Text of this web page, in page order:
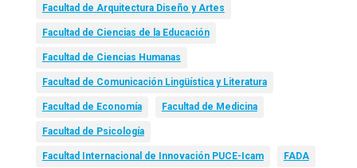
Facultad de Arquitectura Diseño y Artes
Facultad de Ciencias de la Educación
Facultad de Ciencias Humanas
Facultad de Comunicación Lingüística y Literatura
Facultad de Economía Facultad de Medicina
Facultad de Psicología
Facultad Internacional de Innovación PUCE-Icam FADA